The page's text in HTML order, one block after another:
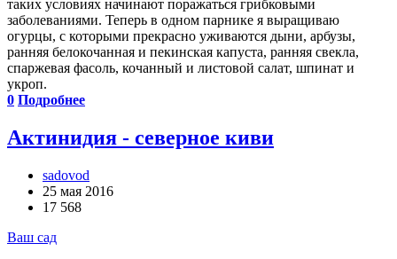
таких условиях начинают поражаться грибковыми
заболеваниями. Теперь в одном парнике я выращиваю
огурцы, с которыми прекрасно уживаются дыни, арбузы,
ранняя белокочанная и пекинская капуста, ранняя свекла,
спаржевая фасоль, кочанный и листовой салат, шпинат и
укроп.
0 Подробнее
Актинидия - северное киви
sadovod
25 мая 2016
17 568
Ваш сад